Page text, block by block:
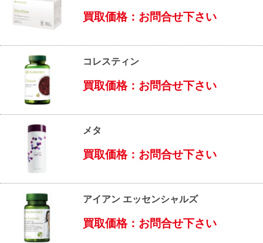
買取価格：お問合せ下さい
コレスティン
買取価格：お問合せ下さい
メタ
買取価格：お問合せ下さい
アイアン エッセンシャルズ
買取価格：お問合せ下さい